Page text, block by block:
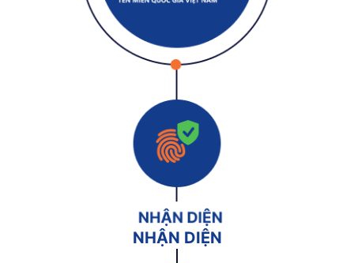
NHẬN DIỆN